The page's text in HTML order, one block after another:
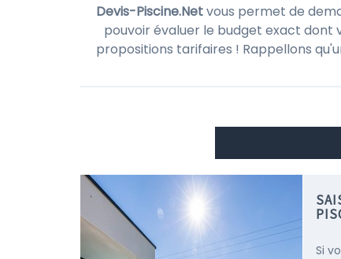
Devis-Piscine.Netvous permet de
pouvoir évaluer le budget exact dont
propositions tarifaires ! Rappellons
Si